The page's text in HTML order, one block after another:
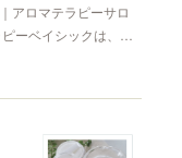
アロマテラピーサロ
ーベイシックは、…